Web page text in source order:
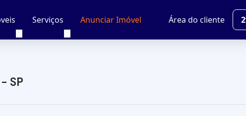
Área do cliente
Anunciar Imóvel
Serviços
SP